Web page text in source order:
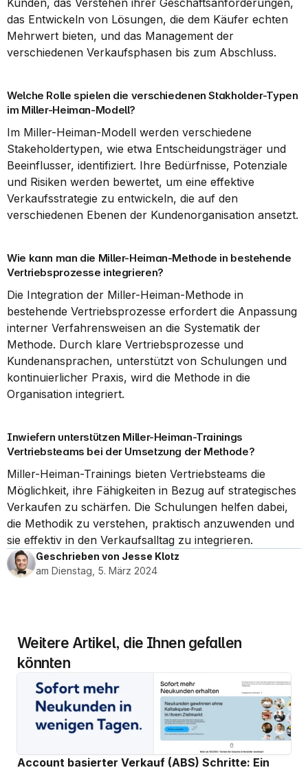
Kunden, das Verstehen ihrer Geschäftsanforderungen,
das Entwickeln von Lösungen, die dem Käufer echten
Mehrwert bieten, und das Management der
verschiedenen Verkaufsphasen bis zum Abschluss.
Welche Rolle spielen die verschiedenen Stakholder-Typen
im Miller-Heiman-Modell?
Im Miller-Heiman-Modell werden verschiedene
Stakeholdertypen, wie etwa Entscheidungsträger und
Beeinflusser, identifiziert. Ihre Bedürfnisse, Potenziale
und Risiken werden bewertet, um eine effektive
Verkaufsstrategie zu entwickeln, die auf den
verschiedenen Ebenen der Kundenorganisation ansetzt.
Wie kann man die Miller-Heiman-Methode in bestehende
Vertriebsprozesse integrieren?
Die Integration der Miller-Heiman-Methode in
bestehende Vertriebsprozesse erfordert die Anpassung
interner Verfahrensweisen an die Systematik der
Methode. Durch klare Vertriebsprozesse und
Kundenansprachen, unterstützt von Schulungen und
kontinuierlicher Praxis, wird die Methode in die
Organisation integriert.
Inwiefern unterstützen Miller-Heiman-Trainings
Vertriebsteams bei der Umsetzung der Methode?
Miller-Heiman-Trainings bieten Vertriebsteams die
Möglichkeit, ihre Fähigkeiten in Bezug auf strategisches
Verkaufen zu schärfen. Die Schulungen helfen dabei,
die Methodik zu verstehen, praktisch anzuwenden und
sie effektiv in den Verkaufsalltag zu integrieren.
Geschrieben von Jesse Klotz
am Dienstag, 5. März 2024
Weitere Artikel, die Ihnen gefallen
könnten
Account basierter Verkauf (ABS) Schritte: Ein